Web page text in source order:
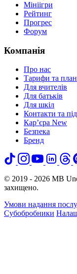
Мініігри
Рейтинг
Прогрес
Форум
Компанія
Про нас
Тарифи та
Для вчителів
Для батьків
Для шкіл
Контакти та
Кар’єра New
Безпека
Бренд
© 2019 - 2026 MB
захищено.
Умови надання
Субобробники